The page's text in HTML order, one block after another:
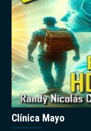
Clínica Mayo